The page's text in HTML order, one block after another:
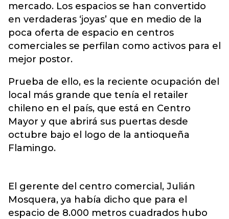
mercado. Los espacios se han convertido
en verdaderas ‘joyas’ que en medio de la
poca oferta de espacio en centros
comerciales se perfilan como activos para el
mejor postor.
Prueba de ello, es la reciente ocupación del
local más grande que tenía el retailer
chileno en el país, que está en Centro
Mayor y que abrirá sus puertas desde
octubre bajo el logo de la antioqueña
Flamingo.
El gerente del centro comercial, Julián
Mosquera, ya había dicho que para el
espacio de 8.000 metros cuadrados hubo